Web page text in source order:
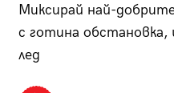
Миксирай най-
с готина обстановка,
лед